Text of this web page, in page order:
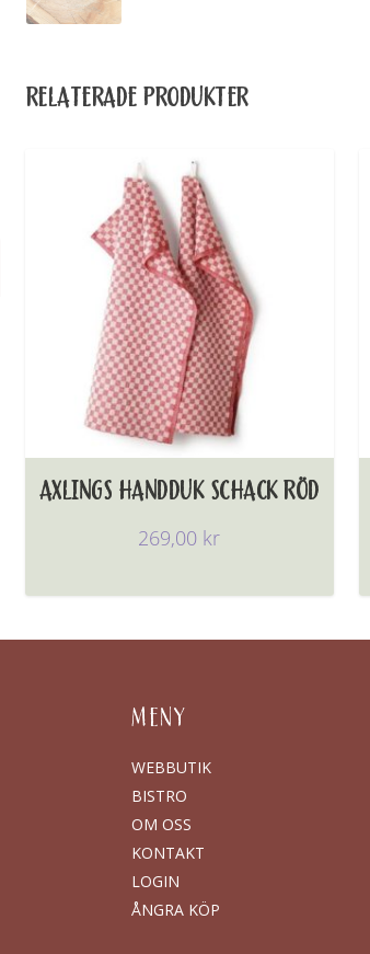
RELATERADE PRODUKTER
AXLINGS HANDDUK SCHACK RÖD
269,00 kr
MENY
WEBBUTIK
BISTRO
OM OSS
KONTAKT
LOGIN
ÅNGRA KÖP